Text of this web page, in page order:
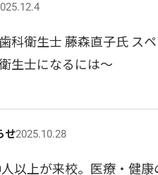
科衛生士 藤森直子氏 ス
生士になるには～
せ2025.10.28
以上が来校。医療・健